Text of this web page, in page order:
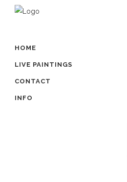
HOME
LIVE PAINTINGS
CONTACT
INFO